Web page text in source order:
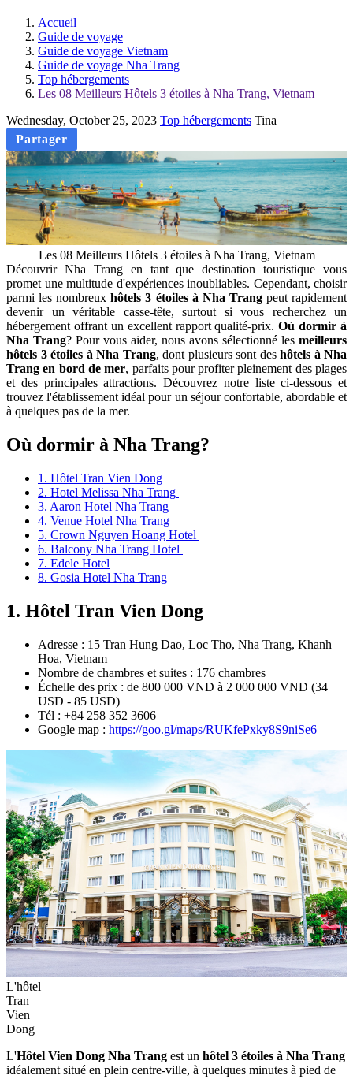
Accueil
Guide de voyage
Guide de voyage Vietnam
Guide de voyage Nha Trang
Top hébergements
Les 08 Meilleurs Hôtels 3 étoiles à Nha Trang, Vietnam
Wednesday, October 25, 2023 Top hébergements Tina
Partager
Les 08 Meilleurs Hôtels 3 étoiles à Nha Trang, Vietnam
Découvrir Nha Trang en tant que destination touristique vous
promet une multitude d'expériences inoubliables. Cependant, choisir
parmi les nombreuxhôtels 3 étoiles à Nha Trangpeut rapidement
devenir un véritable casse-tête, surtout si vous recherchez un
hébergement offrant un excellent rapport qualité-prix.Où dormir à
Nha Trang? Pour vous aider, nous avons sélectionné les meilleurs
hôtels 3 étoiles à Nha Trang, dont plusieurs sont des hôtels à Nha
Trang en bord de mer, parfaits pour profiter pleinement des plages
et des principales attractions. Découvrez notre liste ci-dessous et
trouvez l'établissement idéal pour un séjour confortable, abordable et
à quelques pas de la mer.
Où dormir à Nha Trang?
1. Hôtel Tran Vien Dong
2. Hotel Melissa Nha Trang
3. Aaron Hotel Nha Trang
4. Venue Hotel Nha Trang
5. Crown Nguyen Hoang Hotel
6. Balcony Nha Trang Hotel
7. Edele Hotel
8. Gosia Hotel Nha Trang
1. Hôtel Tran Vien Dong
Adresse : 15 Tran Hung Dao, Loc Tho, Nha Trang, Khanh
Hoa, Vietnam
Nombre de chambres et suites : 176 chambres
Échelle des prix : de 800 000 VND à 2 000 000 VND (34
USD - 85 USD)
Tél : +84 258 352 3606
Google map : https://goo.gl/maps/RUKfePxky8S9niSe6
L'hôtel
Tran
Vien
Dong
L'Hôtel Vien Dong Nha Trang est un hôtel 3 étoiles à Nha Trang
idéalement situé en plein centre-ville, à quelques minutes à pied de